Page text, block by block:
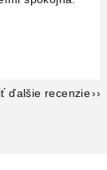
ďalšie recenzie